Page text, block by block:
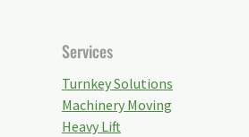
Services
Turnkey Solutions
Machinery Moving
Heavy Lift